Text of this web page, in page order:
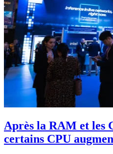
Après la RAM et les
certains CPU